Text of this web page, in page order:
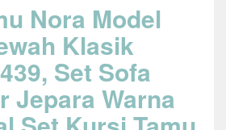
Nora Model
Klasik
Set Sofa
Jepara Warna